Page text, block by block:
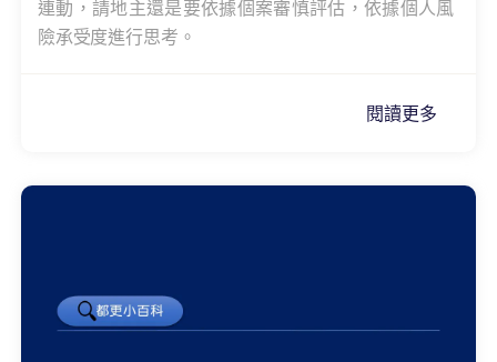
連動，請地主還是要依據個案審慎評估，依據個人風
險承受度進行思考。
閱讀更多